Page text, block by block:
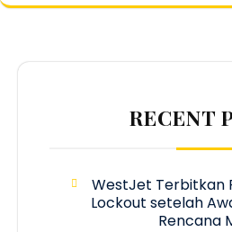
RECENT
WestJet Terbitkan
Lockout setelah
Rencana